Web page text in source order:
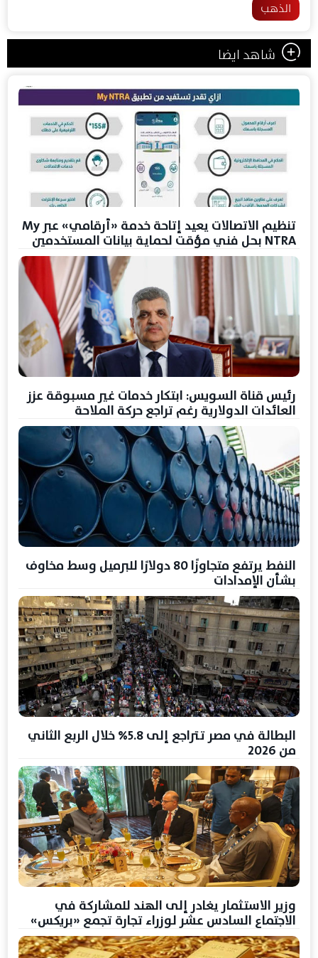
الذهب
شاهد ايضا
تنظيم الاتصالات يعيد إتاحة خدمة «أرقامي» عبر My
NTRA بحل فني مؤقت لحماية بيانات المستخدمين
رئيس قناة السويس: ابتكار خدمات غير مسبوقة عزز
العائدات الدولارية رغم تراجع حركة الملاحة
النفط يرتفع متجاوزًا 80 دولارًا للبرميل وسط مخاوف
بشأن الإمدادات
البطالة في مصر تتراجع إلى 5.8% خلال الربع الثاني
من 2026
وزير الاستثمار يغادر إلى الهند للمشاركة في
الاجتماع السادس عشر لوزراء تجارة تجمع «بريكس»